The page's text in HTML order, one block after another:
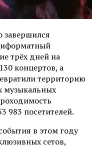
завершился
трёх дней на
концертов, а
территорию
музыкальных
983 посетителей.
в этом году
сетов,